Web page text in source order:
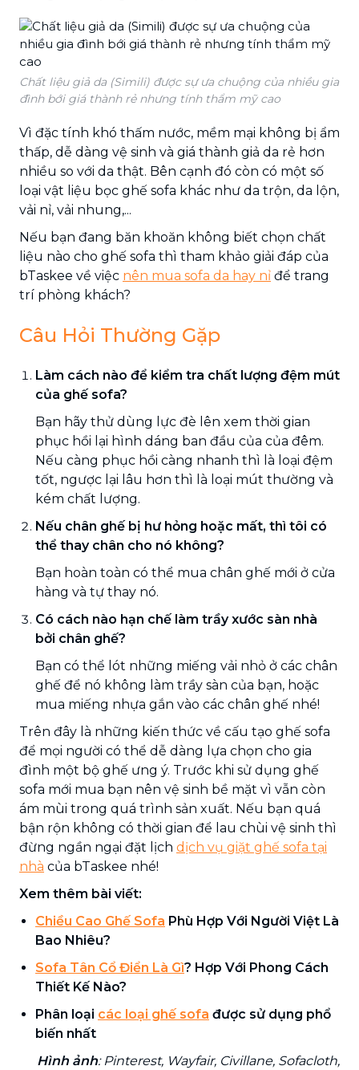
Chất liệu giả da (Simili) được sự ưa chuộng của nhiều gia
đình bới giá thành rẻ nhưng tính thẩm mỹ cao
Vì đặc tính khó thấm nước, mềm mại không bị ẩm
thấp, dễ dàng vệ sinh và giá thành giả da rẻ hơn
nhiều so với da thật. Bên cạnh đó còn có một số
loại vật liệu bọc ghế sofa khác như da trộn, da lộn,
vải nỉ, vải nhung,...
Nếu bạn đang băn khoăn không biết chọn chất
liệu nào cho ghế sofa thì tham khảo giải đáp của
bTaskee về việc nên mua sofa da hay nỉ để trang
trí phòng khách?
Câu Hỏi Thường Gặp
Làm cách nào để kiểm tra chất lượng đệm mút
của ghế sofa?
Bạn hãy thử dùng lực đè lên xem thời gian
phục hồi lại hình dáng ban đầu của của đêm.
Nếu càng phục hồi càng nhanh thì là loại đệm
tốt, ngược lại lâu hơn thì là loại mút thường và
kém chất lượng.
Nếu chân ghế bị hư hỏng hoặc mất, thì tôi có
thể thay chân cho nó không?
Bạn hoàn toàn có thể mua chân ghế mới ở cửa
hàng và tự thay nó.
Có cách nào hạn chế làm trầy xước sàn nhà
bởi chân ghế?
Bạn có thể lót những miếng vải nhỏ ở các chân
ghế để nó không làm trầy sàn của bạn, hoặc
mua miếng nhựa gắn vào các chân ghế nhé!
Trên đây là những kiến thức về cấu tạo ghế sofa
để mọi người có thể dễ dàng lựa chọn cho gia
đình một bộ ghế ưng ý. Trước khi sử dụng ghế
sofa mới mua bạn nên vệ sinh bề mặt vì vẫn còn
ám mùi trong quá trình sản xuất. Nếu bạn quá
bận rộn không có thời gian để lau chùi vệ sinh thì
đừng ngần ngại đặt lịch dịch vụ giặt ghế sofa tại
nhà của bTaskee nhé!
Xem thêm bài viết:
Chiều Cao Ghế Sofa Phù Hợp Với Người Việt Là
Bao Nhiêu?
Sofa Tân Cổ Điển Là Gì? Hợp Với Phong Cách
Thiết Kế Nào?
Phân loại các loại ghế sofa được sử dụng phổ
biến nhất
Hình ảnh: Pinterest, Wayfair, Civillane, Sofacloth,